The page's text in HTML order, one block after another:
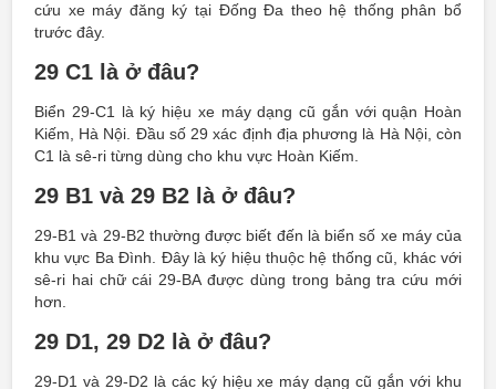
cứu xe máy đăng ký tại Đống Đa theo hệ thống phân bổ
trước đây.
29 C1 là ở đâu?
Biển 29-C1 là ký hiệu xe máy dạng cũ gắn với quận Hoàn
Kiếm, Hà Nội. Đầu số 29 xác định địa phương là Hà Nội, còn
C1 là sê-ri từng dùng cho khu vực Hoàn Kiếm.
29 B1 và 29 B2 là ở đâu?
29-B1 và 29-B2 thường được biết đến là biển số xe máy của
khu vực Ba Đình. Đây là ký hiệu thuộc hệ thống cũ, khác với
sê-ri hai chữ cái 29-BA được dùng trong bảng tra cứu mới
hơn.
29 D1, 29 D2 là ở đâu?
29-D1 và 29-D2 là các ký hiệu xe máy dạng cũ gắn với khu